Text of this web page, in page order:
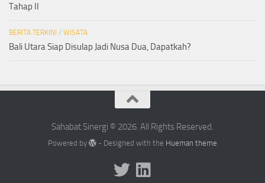
Tahap II
BERITA TERKINI / WISATA
Bali Utara Siap Disulap Jadi Nusa Dua, Dapatkah?
Sahabat Sinergi © 2026. All Rights Reserved.
Powered by - Designed with the Hueman theme